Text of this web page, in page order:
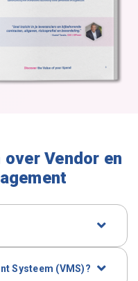
Vendor en
alle
Systeem (VMS)?